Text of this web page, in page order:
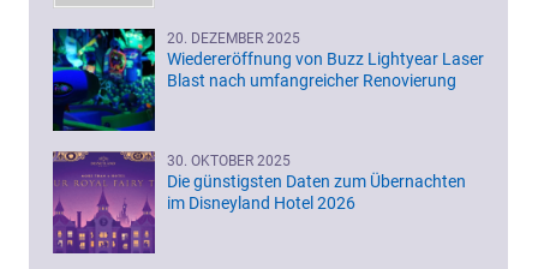
20. DEZEMBER 2025
Wiedereröffnung von Buzz Lightyear Laser
Blast nach umfangreicher Renovierung
30. OKTOBER 2025
Die günstigsten Daten zum Übernachten
im Disneyland Hotel 2026